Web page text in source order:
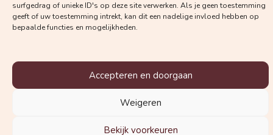
surfgedrag of unieke ID's op deze site verwerken. Als je geen toestemming
geeft of uw toestemming intrekt, kan dit een nadelige invloed hebben op
bepaalde functies en mogelijkheden.
Accepteren en doorgaan
Weigeren
Bekijk voorkeuren
Krijg regelmatig mails met
waardevolle kennis van